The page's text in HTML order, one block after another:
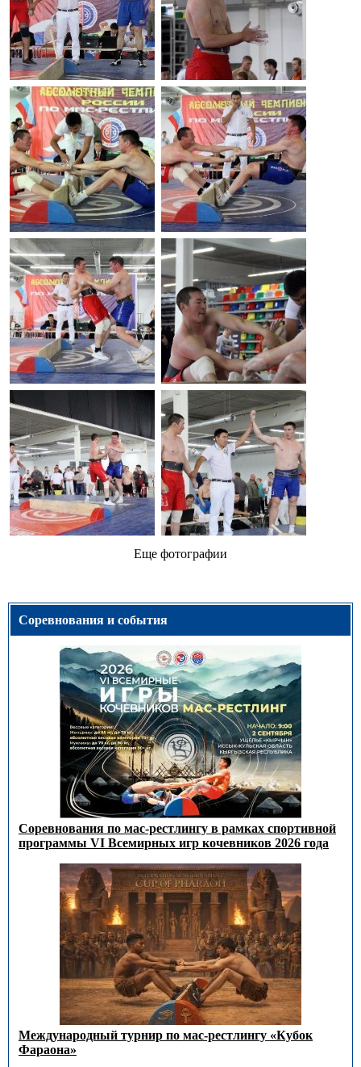
Еще фотографии
Соревнования и события
Соревнования по мас-рестлингу в рамках спортивной
программы VI Всемирных игр кочевников 2026 года
Международный турнир по мас-рестлингу «Кубок
Фараона»